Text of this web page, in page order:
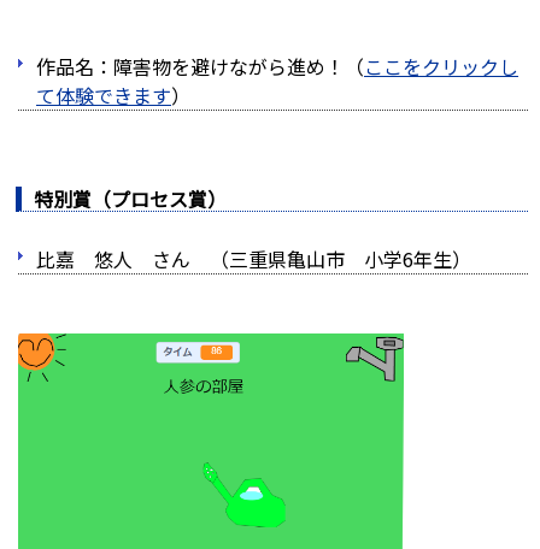
作品名：障害物を避けながら進め！（ここをクリックし
て体験できます）
特別賞（プロセス賞）
比嘉 悠人 さん （三重県亀山市 小学6年生）